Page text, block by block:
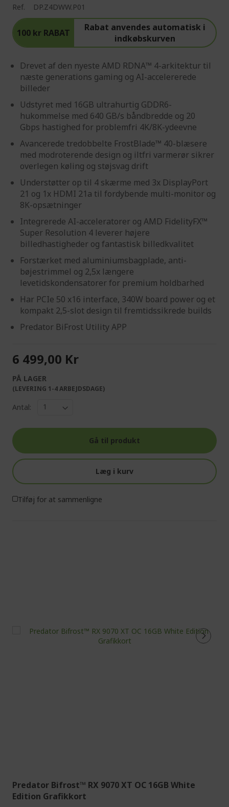
Ref. DP.Z4DWW.P01
100 kr RABAT
Rabat anvendes automatisk i
indkøbskurven
Drevet af den nyeste AMD RDNA™ 4-arkitektur til
næste generations gaming og AI-accelererede
billeder
Udstyret med 16GB ultrahurtig GDDR6-
hukommelse med 640 GB/s båndbredde og 20
Gbps hastighed for problemfri 4K/8K-ydeevne
Avancerede tredobbelte FrostBlade™ 40-blæsere
med modroterende design og iltfri varmerør sikrer
overlegen køling og støjsvag drift
Understøtter op til 4 skærme med 3x DisplayPort
21 og 1x HDMI 21a til fordybende multi-monitor og
8K-opsætninger
Integrerede AI-acceleratorer og AMD FidelityFX™
Super Resolution 4 leverer højere
billedhastigheder og fantastisk billedkvalitet
Forstærket med aluminiumsbagplade, anti-
bøjestrimmel og 2,5x længere
levetidskondensatorer for premium holdbarhed
Har PCIe 50 x16 interface, 340W board power og et
kompakt 2,5-slot design til fremtidssikrede builds
Predator BiFrost Utility APP
6 499,00 Kr
PÅ LAGER
(LEVERING 1-4 ARBEJDSDAGE)
Antal:
Gå til produkt
Læg i kurv
Tilføj for at sammenligne
Predator Bifrost™ RX 9070 XT OC 16GB White
Edition Grafikkort